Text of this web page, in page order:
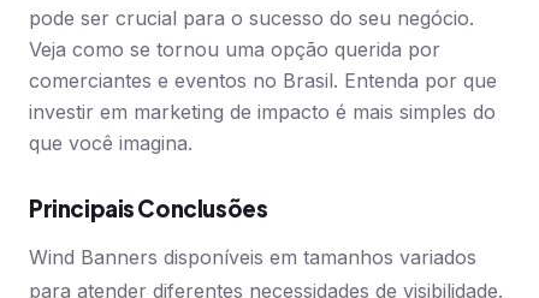
pode ser crucial para o sucesso do seu negócio.
Veja como se tornou uma opção querida por
comerciantes e eventos no Brasil. Entenda por que
investir em marketing de impacto é mais simples do
que você imagina.
Principais Conclusões
Wind Banners disponíveis em tamanhos variados
para atender diferentes necessidades de visibilidade.